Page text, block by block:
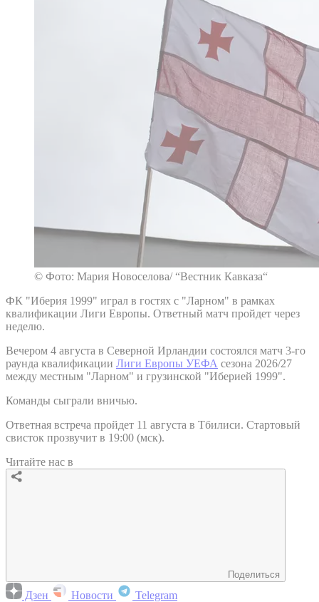
© Фото: Мария Новоселова/ “Вестник Кавказа“
ФК "Иберия 1999" играл в гостях с "Ларном" в рамках
квалификации Лиги Европы. Ответный матч пройдет через
неделю.
Вечером 4 августа в Северной Ирландии состоялся матч 3-го
раунда квалификации Лиги Европы УЕФА сезона 2026/27
между местным "Ларном" и грузинской "Иберией 1999".
Команды сыграли вничью.
Ответная встреча пройдет 11 августа в Тбилиси. Стартовый
свисток прозвучит в 19:00 (мск).
Читайте нас в
Поделиться
Дзен Новости Telegram